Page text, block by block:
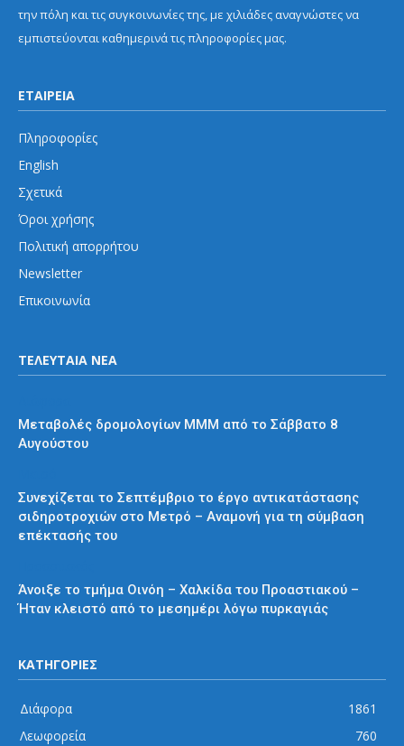
την πόλη και τις συγκοινωνίες της, με χιλιάδες αναγνώστες να
εμπιστεύονται καθημερινά τις πληροφορίες μας.
ΕΤΑΙΡΕΙΑ
Πληροφορίες
English
Σχετικά
Όροι χρήσης
Πολιτική απορρήτου
Newsletter
Επικοινωνία
ΤΕΛΕΥΤΑΙΑ ΝΕΑ
Μεταβολές δρομολογίων ΜΜΜ από το Σάββατο 8
Αυγούστου
Συνεχίζεται το Σεπτέμβριο το έργο αντικατάστασης
σιδηροτροχιών στο Μετρό – Αναμονή για τη σύμβαση
επέκτασής του
Άνοιξε το τμήμα Οινόη – Χαλκίδα του Προαστιακού –
Ήταν κλειστό από το μεσημέρι λόγω πυρκαγιάς
ΚΑΤΗΓΟΡΙΕΣ
Διάφορα
1861
Λεωφορεία
760